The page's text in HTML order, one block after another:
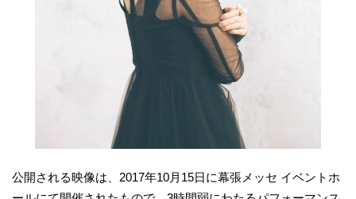
公開される映像は、2017年10月15日に幕張メッセ イベントホ